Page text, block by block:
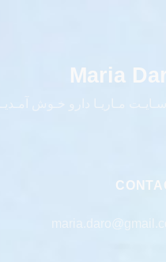
Maria
سـایـت مـاریـا دارو خـوش آمـدیـد